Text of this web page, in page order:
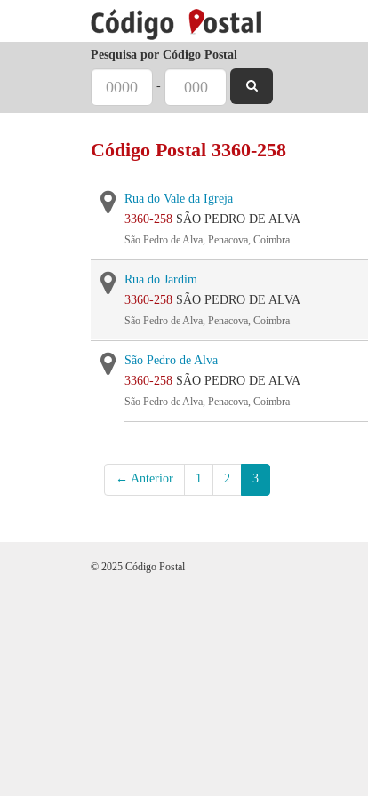
Pesquisa por Código Postal
-
Código Postal 3360-258
Rua do Vale da Igreja
3360-258 SÃO PEDRO DE ALVA
São Pedro de Alva, Penacova, Coimbra
Rua do Jardim
3360-258 SÃO PEDRO DE ALVA
São Pedro de Alva, Penacova, Coimbra
São Pedro de Alva
3360-258 SÃO PEDRO DE ALVA
São Pedro de Alva, Penacova, Coimbra
← Anterior 1 2 3
© 2025 Código Postal